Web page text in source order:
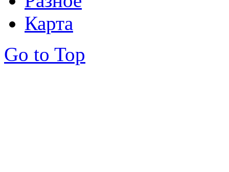
Карта
Go to Top